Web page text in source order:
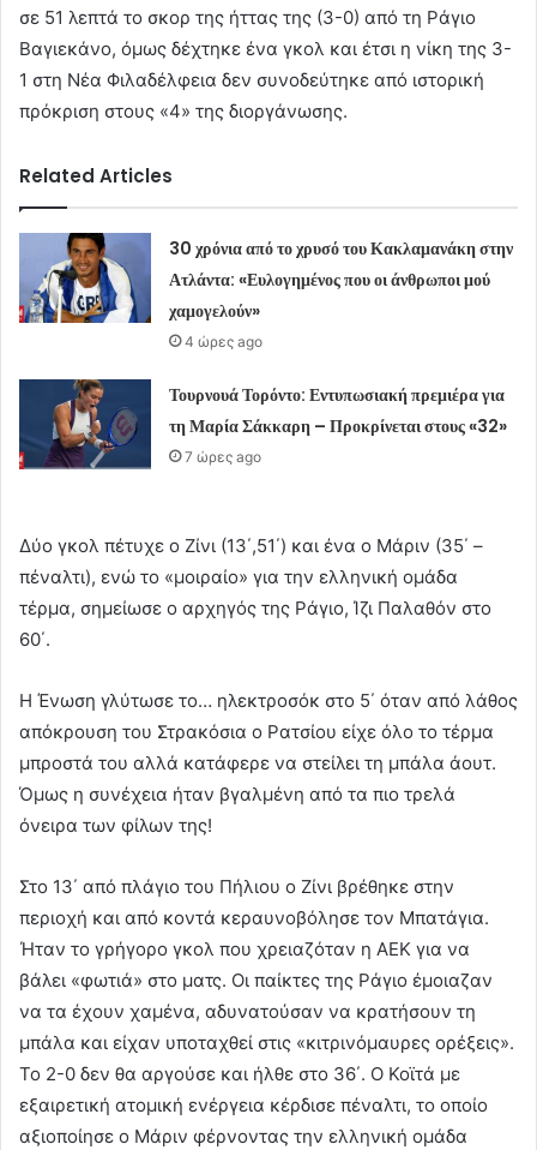
σε 51 λεπτά το σκορ της ήττας της (3-0) από τη Ράγιο
Βαγιεκάνο, όμως δέχτηκε ένα γκολ και έτσι η νίκη της 3-
1 στη Νέα Φιλαδέλφεια δεν συνοδεύτηκε από ιστορική
πρόκριση στους «4» της διοργάνωσης.
Related Articles
30 χρόνια από το χρυσό του Κακλαμανάκη στην
Ατλάντα: «Ευλογημένος που οι άνθρωποι μού
χαμογελούν»
4 ώρες ago
Τουρνουά Τορόντο: Εντυπωσιακή πρεμιέρα για
τη Μαρία Σάκκαρη – Προκρίνεται στους «32»
7 ώρες ago
Δύο γκολ πέτυχε ο Ζίνι (13΄,51΄) και ένα ο Μάριν (35΄ –
πέναλτι), ενώ το «μοιραίο» για την ελληνική ομάδα
τέρμα, σημείωσε ο αρχηγός της Ράγιο, Ίζι Παλαθόν στο
60΄.
Η Ένωση γλύτωσε το… ηλεκτροσόκ στο 5΄ όταν από λάθος
απόκρουση του Στρακόσια ο Ρατσίου είχε όλο το τέρμα
μπροστά του αλλά κατάφερε να στείλει τη μπάλα άουτ.
Όμως η συνέχεια ήταν βγαλμένη από τα πιο τρελά
όνειρα των φίλων της!
Στο 13΄ από πλάγιο του Πήλιου ο Ζίνι βρέθηκε στην
περιοχή και από κοντά κεραυνοβόλησε τον Μπατάγια.
Ήταν το γρήγορο γκολ που χρειαζόταν η ΑΕΚ για να
βάλει «φωτιά» στο ματς. Οι παίκτες της Ράγιο έμοιαζαν
να τα έχουν χαμένα, αδυνατούσαν να κρατήσουν τη
μπάλα και είχαν υποταχθεί στις «κιτρινόμαυρες ορέξεις».
Το 2-0 δεν θα αργούσε και ήλθε στο 36΄. Ο Κοϊτά με
εξαιρετική ατομική ενέργεια κέρδισε πέναλτι, το οποίο
αξιοποίησε ο Μάριν φέρνοντας την ελληνική ομάδα